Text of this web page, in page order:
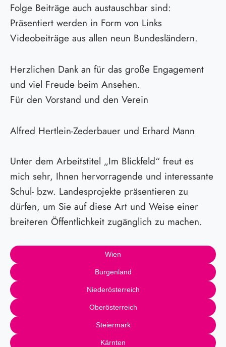
Folge Beiträge auch austauschbar sind:
Präsentiert werden in Form von Links
Videobeiträge aus allen neun Bundesländern.
Herzlichen Dank an für das große Engagement
und viel Freude beim Ansehen.
Für den Vorstand und den Verein
Alfred Hertlein-Zederbauer und Erhard Mann
Unter dem Arbeitstitel „Im Blickfeld“ freut es
mich sehr, Ihnen hervorragende und interessante
Schul- bzw. Landesprojekte präsentieren zu
dürfen, um Sie auf diese Art und Weise einer
breiteren Öffentlichkeit zugänglich zu machen.
Wien
Burgenland
Niederösterreich
Oberösterreich
Steiermark
Kärnten